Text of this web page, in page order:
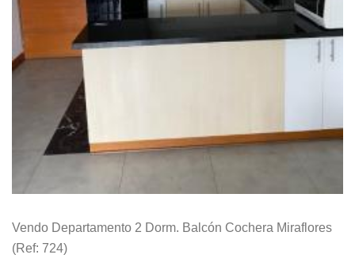
Vendo Departamento 2 Dorm. Balcón Cochera Miraflores
(Ref: 724)